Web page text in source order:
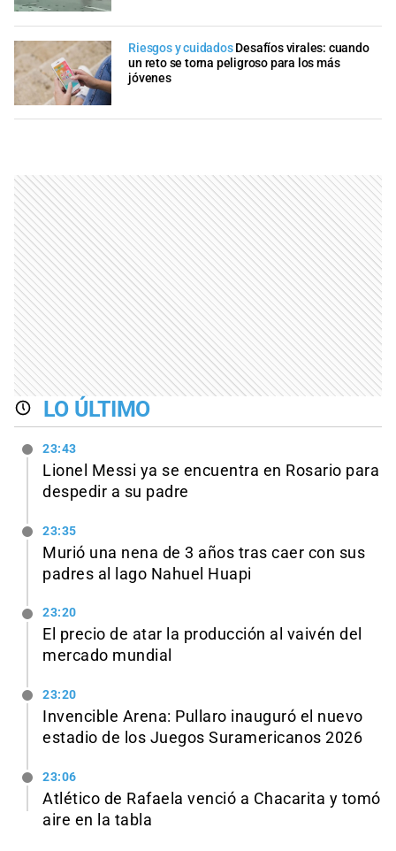
Riesgos y cuidados Desafíos virales: cuando
un reto se torna peligroso para los más
jóvenes
LO ÚLTIMO
23:43
Lionel Messi ya se encuentra en Rosario para
despedir a su padre
23:35
Murió una nena de 3 años tras caer con sus
padres al lago Nahuel Huapi
23:20
El precio de atar la producción al vaivén del
mercado mundial
23:20
Invencible Arena: Pullaro inauguró el nuevo
estadio de los Juegos Suramericanos 2026
23:06
Atlético de Rafaela venció a Chacarita y tomó
aire en la tabla